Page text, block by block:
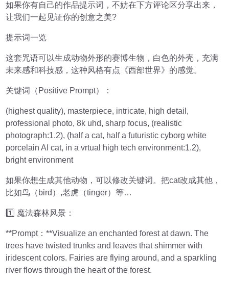
如果你有自己的作品提示词，不妨在下方评论区分享出来，
让我们一起见证你的创意之美?
提示词一览
这套咒语可以生成动物外形的赛博生物，白色的外壳，充满
未来感和科技感，这种风格有点《西部世界》的感觉。
关键词（Positive Prompt）：
(highest quality), masterpiece, intricate, high detail,
professional photo, 8k uhd, sharp focus, (realistic
photograph:1.2), (half a cat, half a futuristic cyborg white
porcelain AI cat, in a vrtual high tech environment:1.2),
bright environment
如果你想生成其他动物，可以修改关键词。把cat改成其他，
比如鸟（bird）,老虎（tinger）等…
1️⃣ 魔法森林风景：
**Prompt：**Visualize an enchanted forest at dawn. The
trees have twisted trunks and leaves that shimmer with
iridescent colors. Fairies are flying around, and a sparkling
river flows through the heart of the forest.